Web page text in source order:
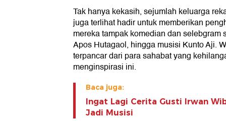
Tak hanya kekasih, sejumlah keluarga
juga terlihat hadir untuk memberikan
mereka tampak komedian dan selebgram
Apos Hutagaol, hingga musisi Kunto Aji.
terpancar dari para sahabat yang
menginspirasi ini.
Baca juga:
Ingat Lagi Cerita Gusti Irwan
Jadi Musisi